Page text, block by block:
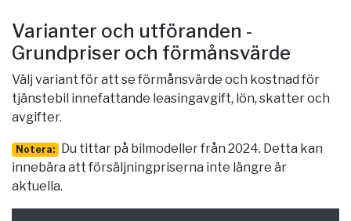
Varianter och utföranden -
Grundpriser och förmånsvärde
Välj variant för att se förmånsvärde och kostnad för
tjänstebil innefattande leasingavgift, lön, skatter och
avgifter.
Notera: Du tittar på bilmodeller från 2024. Detta kan
innebära att försäljningpriserna inte längre är
aktuella.